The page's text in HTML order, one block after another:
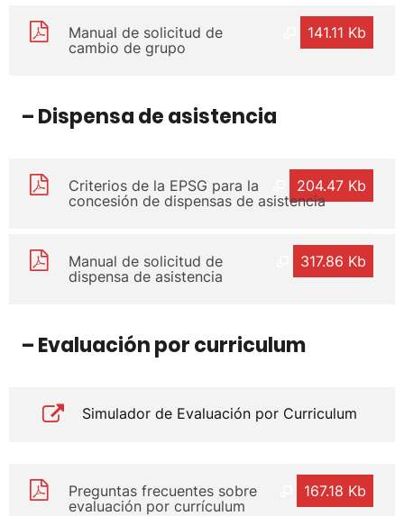
141.11 Kb
Manual de solicitud de
cambio de grupo
– Dispensa de asistencia
204.47 Kb
Criterios de la EPSG para la
concesión de dispensas de asistencia
317.86 Kb
Manual de solicitud de
dispensa de asistencia
– Evaluación por curriculum
Simulador de Evaluación por Curriculum
167.18 Kb
Preguntas frecuentes sobre
evaluación por currículum